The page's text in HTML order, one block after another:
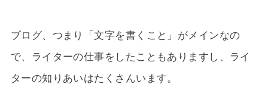
ブログ、つまり「文字を書くこと」がメインなの
で、ライターの仕事をしたこともありますし、ライ
ターの知りあいはたくさんいます。